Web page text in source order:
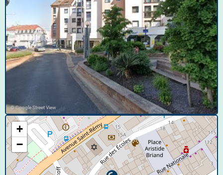
© Google Street View
+
−